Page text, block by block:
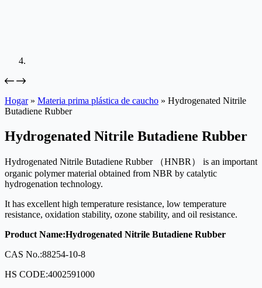
Hogar» Materia prima plástica de caucho » Hydrogenated Nitrile
Butadiene Rubber
Hydrogenated Nitrile Butadiene Rubber
Hydrogenated Nitrile Butadiene Rubber （HNBR） is an important
organic polymer material obtained from NBR by catalytic
hydrogenation technology.
It has excellent high temperature resistance, low temperature
resistance, oxidation stability, ozone stability, and oil resistance.
Product Name:Hydrogenated Nitrile Butadiene Rubber
CAS No.:88254-10-8
HS CODE:4002591000